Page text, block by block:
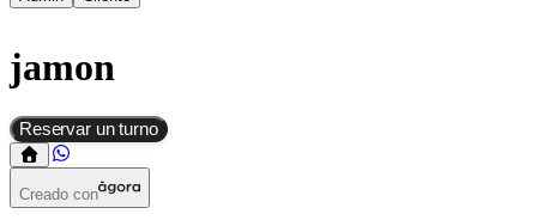
jamon
Reservar un turno
Creado con